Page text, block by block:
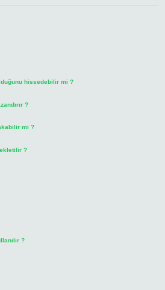
hissedebilir mi ?
?
mi ?
?
?